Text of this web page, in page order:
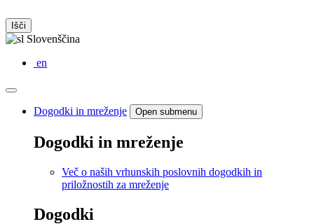
Išči
Slovenščina
en
Dogodki in mreženje Open submenu
Dogodki in mreženje
Več o naših vrhunskih poslovnih dogodkih in
priložnostih za mreženje
Dogodki